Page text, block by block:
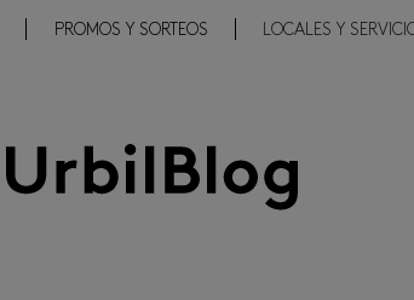
PROMOS Y SORTEOS LOCALES Y